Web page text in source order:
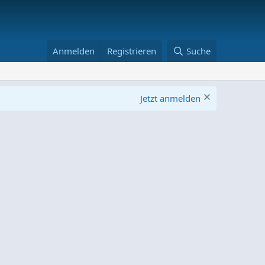
Anmelden Registrieren Suche
Jetzt anmelden